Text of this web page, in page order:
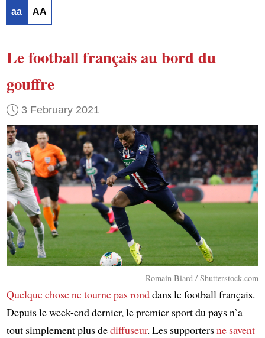
aa AA
Le football françaisau bord du
gouffre
3 February 2021
Romain Biard / Shutterstock.com
Quelque chose ne tourne pas ronddans le football français.
Depuis le week-end dernier, le premier sport du pays n’a
tout simplement plus dediffuseur. Les supportersne savent